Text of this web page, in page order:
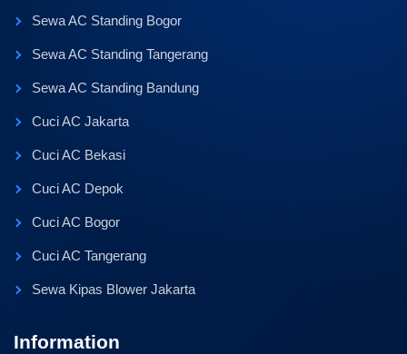
Sewa AC Standing Bogor
Sewa AC Standing Tangerang
Sewa AC Standing Bandung
Cuci AC Jakarta
Cuci AC Bekasi
Cuci AC Depok
Cuci AC Bogor
Cuci AC Tangerang
Sewa Kipas Blower Jakarta
Information